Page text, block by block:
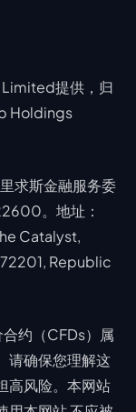
提供，归
Holdings
求斯金融服务委
。地址：
Catalyst,
Republic
约（CFDs）属
请确保您理解这
高风险。本网站